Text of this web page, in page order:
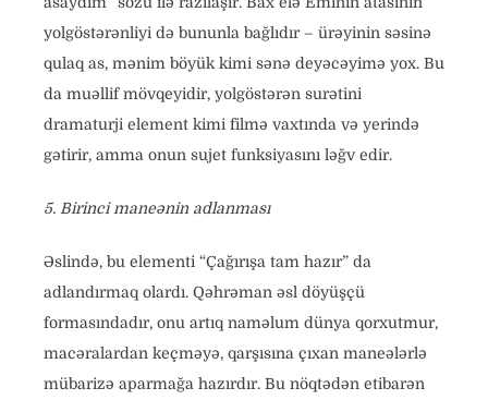
yolgöstərənliyi də bununla bağlıdır – ürəyinin səsinə
qulaq as, mənim böyük kimi sənə deyəcəyimə yox. Bu
da muəllif mövqeyidir, yolgöstərən surətini
dramaturji element kimi filmə vaxtında və yerində
gətirir, amma onun sujet funksiyasını ləğv edir.
5. Birinci maneənin adlanması
Əslində, bu elementi “Çağırışa tam hazır” da
adlandırmaq olardı. Qəhrəman əsl döyüşçü
formasındadır, onu artıq naməlum dünya qorxutmur,
macəralardan keçməyə, qarşısına çıxan maneələrlə
mübarizə aparmağa hazırdır. Bu nöqtədən etibarən